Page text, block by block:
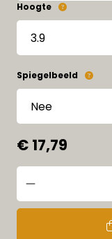
Hoogte
Spiegelbeeld
€ 17,79